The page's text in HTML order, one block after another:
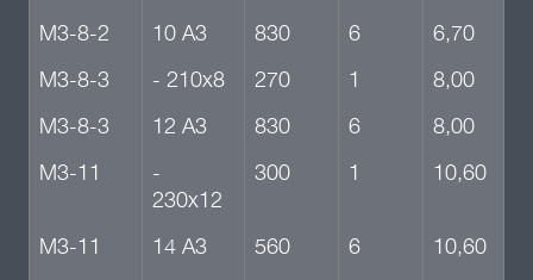
М3-8-2
10 А3 830 6
6,70
М3-8-3
- 210х8 270 1
8,00
М3-8-3
12 А3 830 6
8,00
М3-11
-
230х12
300 1 10,60
М3-11 14 А3 560 6
10,60